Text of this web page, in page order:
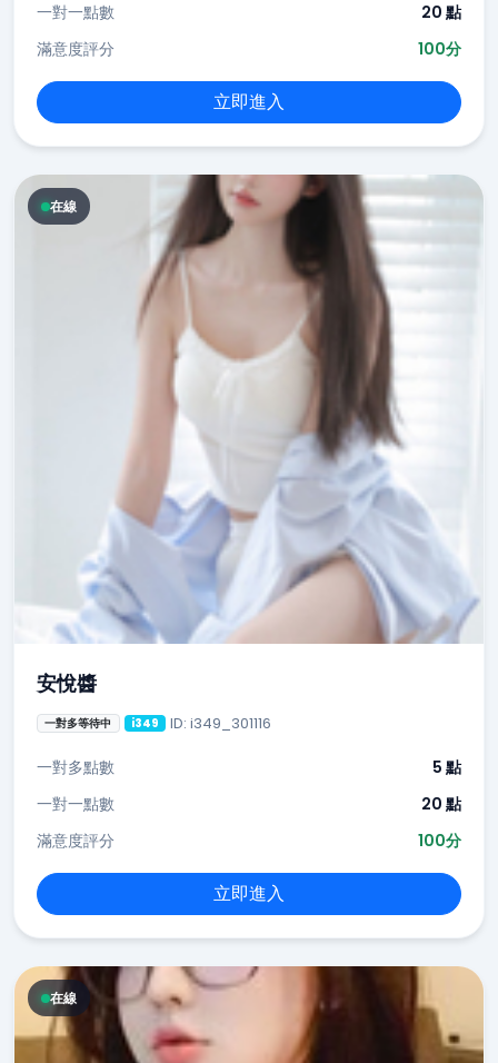
一對一點數
20 點
滿意度評分
100分
立即進入
在線
安悅醬
一對多等待中 i349 ID: i349_301116
一對多點數
5 點
一對一點數
20 點
滿意度評分
100分
立即進入
在線